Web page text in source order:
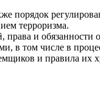
терроризма.
и обязанности
в том числе в
и правила их